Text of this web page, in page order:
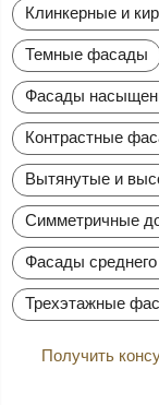
Клинкерные и
Темные фасады
Фасады
Контрастные
Вытянутые и
Симметричные
Фасады
Трехэтажные
Получить